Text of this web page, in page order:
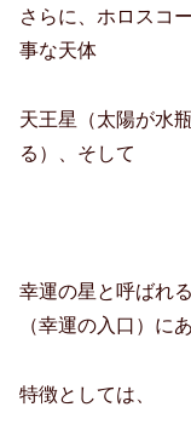
さらに、ホロスコ
事な天体
天王星（太陽が水
る）、そして
幸運の星と呼ばれ
（幸運の入口）に
特徴としては、